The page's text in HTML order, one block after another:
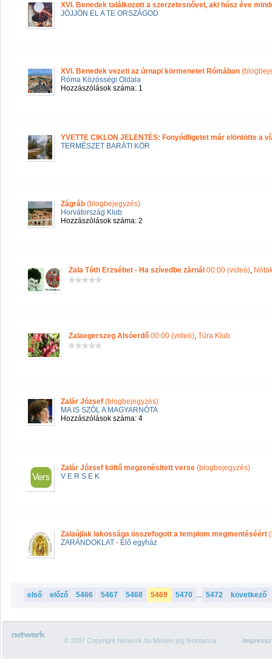
XVI. Benedek találkozott a szerzetesnővel, aki húsz éve
JÖJJÖN EL A TE ORSZÁGOD
XVI. Benedek vezeti az úrnapi körmenetet Rómában
Róma Közösségi Oldala
Hozzászólások száma: 1
YVETTE CIKLON JELENTÉS: Fonyódligetet már elöntötte a
TERMÉSZET BARÁTI KÖR
Zágráb (blogbejegyzés)
Horvátország Klub
Hozzászólások száma: 2
Zala Tóth Erzsébet - Ha szívedbe zárnál 00:00 (videó),
Zalaegerszeg Alsóerdő 00:00 (videó), Túra Klub
Zalár József (blogbejegyzés)
MA IS SZÓL A MAGYARNÓTA
Hozzászólások száma: 4
Zalár József költő megzenésitett verse (blogbejegyzés)
V E R S E K
Zalaújlak lakossága összefogott a templom megmentéséért
ZARÁNDOKLAT - Élő egyház
első előző 5466 5467 5468 5469 5470 ... 5472 következő
© 2007 Copyright Network.hu Minden jog fenntartva.